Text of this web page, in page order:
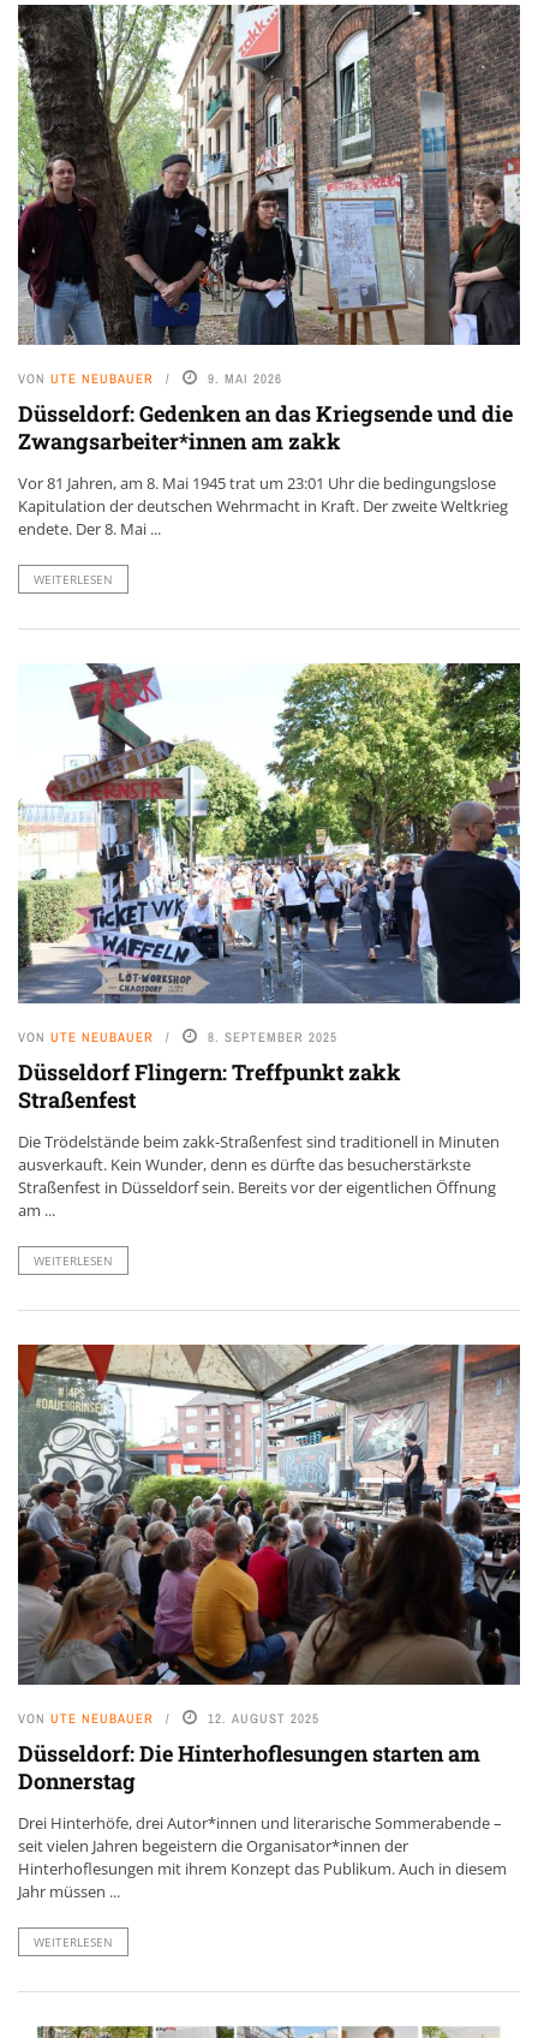
VON UTE NEUBAUER 9. MAI 2026
Düsseldorf: Gedenken an das Kriegsende und die
Zwangsarbeiter*innen am zakk
Vor 81 Jahren, am 8. Mai 1945 trat um 23:01 Uhr die bedingungslose
Kapitulation der deutschen Wehrmacht in Kraft. Der zweite Weltkrieg
endete. Der 8. Mai ...
WEITERLESEN
VON UTE NEUBAUER 8. SEPTEMBER 2025
Düsseldorf Flingern: Treffpunkt zakk
Straßenfest
Die Trödelstände beim zakk-Straßenfest sind traditionell in Minuten
ausverkauft. Kein Wunder, denn es dürfte das besucherstärkste
Straßenfest in Düsseldorf sein. Bereits vor der eigentlichen Öffnung
am ...
WEITERLESEN
VON UTE NEUBAUER 12. AUGUST 2025
Düsseldorf: Die Hinterhoflesungen starten am
Donnerstag
Drei Hinterhöfe, drei Autor*innen und literarische Sommerabende –
seit vielen Jahren begeistern die Organisator*innen der
Hinterhoflesungen mit ihrem Konzept das Publikum. Auch in diesem
Jahr müssen ...
WEITERLESEN